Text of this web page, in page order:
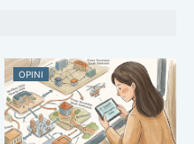
OPINI